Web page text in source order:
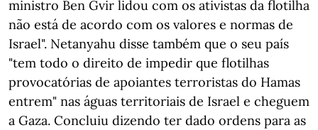
ministro Ben Gvir lidou com os ativistas da flotilha
não está de acordo com os valores e normas de
Israel". Netanyahu disse também que o seu país
"tem todo o direito de impedir que flotilhas
provocatórias de apoiantes terroristas do Hamas
entrem" nas águas territoriais de Israel e cheguem
a Gaza. Concluiu dizendo ter dado ordens para as